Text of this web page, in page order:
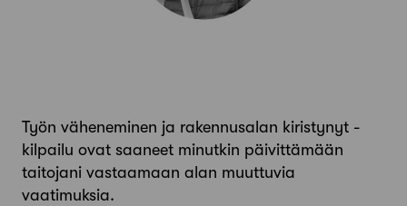
Työn väheneminen ja rakennusalan kiristynyt ­
kilpailu ovat saaneet minutkin päivittämään
taitojani vastaamaan alan muuttuvia
vaatimuksia.